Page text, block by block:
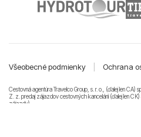
Všeobecné podmienky Ochrana
Cestovná agentúra Travelco Group, s. r. o., (ďalej len
Z. z. predaj zájazdov cestovných kancelárii (ďalej len CK)
zájazdy).